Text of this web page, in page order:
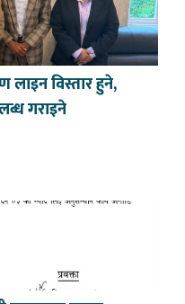
लाइन विस्तार हुने,
गराइने